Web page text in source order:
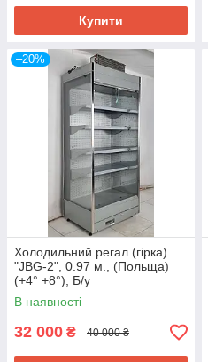
Купити
–20%
Холодильний регал (гірка)
"JBG-2", 0.97 м., (Польща)
(+4° +8°), Б/у
В наявності
32 000 ₴ 40 000 ₴